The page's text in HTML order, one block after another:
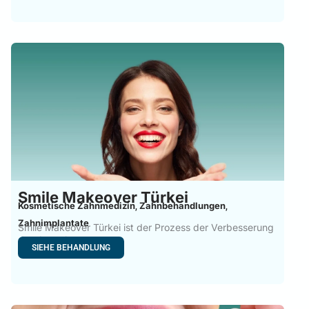
Smile Makeover Türkei
Kosmetische Zahnmedizin, Zahnbehandlungen,
Zahnimplantate
Smile Makeover Türkei ist der Prozess der Verbesserung
des Aussehens
SIEHE BEHANDLUNG